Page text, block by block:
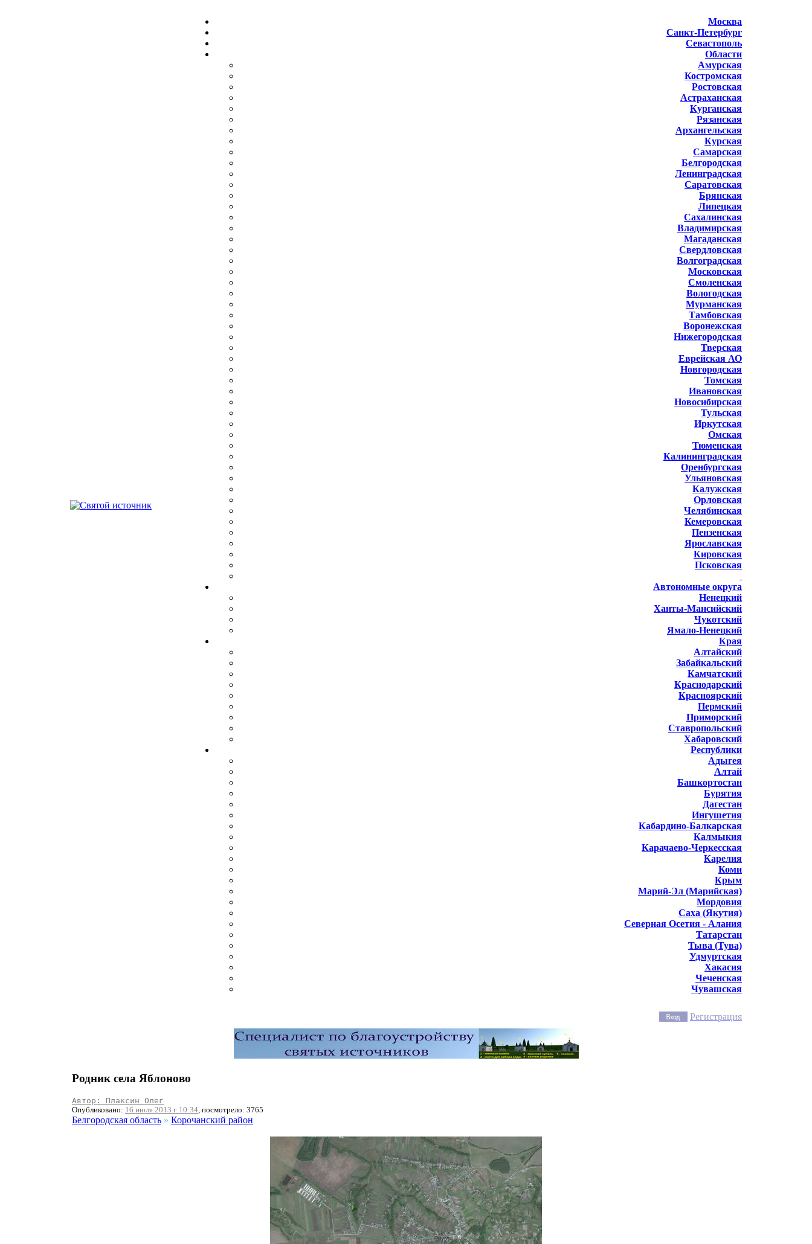
Москва
Санкт-Петербург
Севастополь
Области
Амурская
Костромская
Ростовская
Астраханская
Курганская
Рязанская
Архангельская
Курская
Самарская
Белгородская
Ленинградская
Саратовская
Брянская
Липецкая
Сахалинская
Владимирская
Магаданская
Свердловская
Волгоградская
Московская
Смоленская
Вологодская
Мурманская
Тамбовская
Воронежская
Нижегородская
Тверская
Еврейская АО
Новгородская
Томская
Ивановская
Новосибирская
Тульская
Иркутская
Омская
Тюменская
Калининградская
Оренбургская
Ульяновская
Калужская
Орловская
Челябинская
Кемеровская
Пензенская
Ярославская
Кировская
Псковская
Автономные округа
Ненецкий
Ханты-Мансийский
Чукотский
Ямало-Ненецкий
Края
Алтайский
Забайкальский
Камчатский
Краснодарский
Красноярский
Пермский
Приморский
Ставропольский
Хабаровский
Республики
Адыгея
Алтай
Башкортостан
Бурятия
Дагестан
Ингушетия
Кабардино-Балкарская
Калмыкия
Карачаево-Черкесская
Карелия
Коми
Крым
Марий-Эл (Марийская)
Мордовия
Саха (Якутия)
Северная Осетия - Алания
Татарстан
Тыва (Тува)
Удмуртская
Хакасия
Чеченская
Чувашская
Регистрация
Родник села Яблоново
Автор: Плаксин Олег
Опубликовано: 16 июля 2013 г. 10:34, посмотрело: 3765
Белгородская область » Корочанский район